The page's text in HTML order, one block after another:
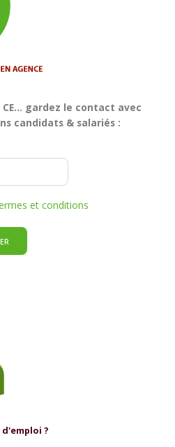
gardez le contact avec
candidats & salariés :
et conditions
?